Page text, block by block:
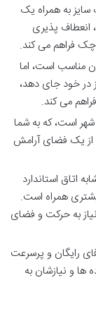
به همراه یک
انعطاف پذیری
فراهم می کند.
مناسب است، اما
در خود جای دهد،
می کند.
است، که به شما
یک فضای آرامش
اتاق استاندارد
همراه است.
به حرکت و فضای
رایگان و پرسرعت
ها و نیازشان به